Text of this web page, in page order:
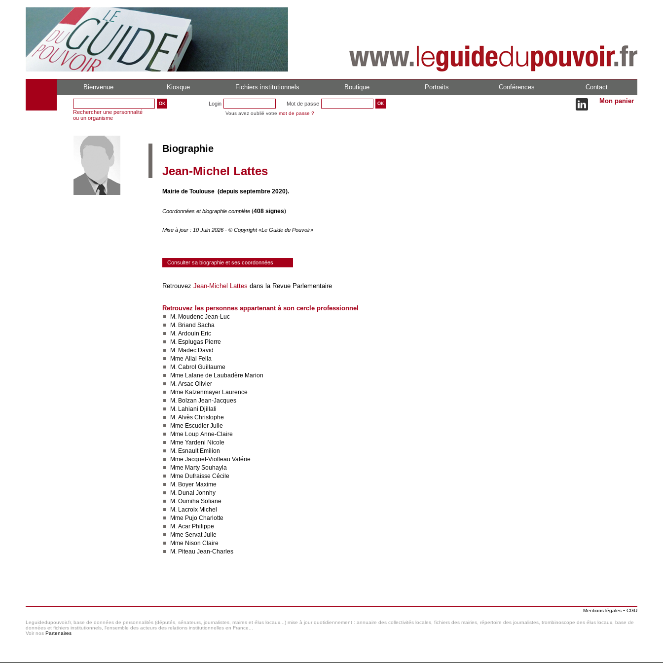
Bienvenue Kiosque Fichiers institutionnels Boutique Portraits Conférences Contact
Rechercher une personnalité
ou un organisme
Login Mot de passe
Vous avez oublié votre mot de passe ?
Mon panier
Biographie
Jean-Michel Lattes
Mairie de Toulouse (depuis septembre 2020).
Coordonnées et biographie complète (408 signes)
Mise à jour : 10 Juin 2026 - © Copyright «Le Guide du Pouvoir»
Consulter sa biographie et ses coordonnées
Retrouvez Jean-Michel Lattes dans la Revue Parlementaire
Retrouvez les personnes appartenant à son cercle professionnel
M. Moudenc Jean-Luc
M. Briand Sacha
M. Ardouin Eric
M. Esplugas Pierre
M. Madec David
Mme Allal Fella
M. Cabrol Guillaume
Mme Lalane de Laubadère Marion
M. Arsac Olivier
Mme Katzenmayer Laurence
M. Bolzan Jean-Jacques
M. Lahiani Djillali
M. Alvès Christophe
Mme Escudier Julie
Mme Loup Anne-Claire
Mme Yardeni Nicole
M. Esnault Emilion
Mme Jacquet-Violleau Valérie
Mme Marty Souhayla
Mme Dufraisse Cécile
M. Boyer Maxime
M. Dunal Jonnhy
M. Oumiha Sofiane
M. Lacroix Michel
Mme Pujo Charlotte
M. Acar Philippe
Mme Servat Julie
Mme Nison Claire
M. Piteau Jean-Charles
Mentions légales - CGU
Leguidedupouvoir.fr, base de données de personnalités (députés, sénateurs, journalistes, maires et élus locaux...) mise à jour quotidiennement : annuaire des collectivités locales, fichiers des mairies, répertoire des journalistes, trombinoscope des élus locaux, base de
données et fichiers institutionnels, l'ensemble des acteurs des relations institutionnelles en France...
Voir nos Partenaires